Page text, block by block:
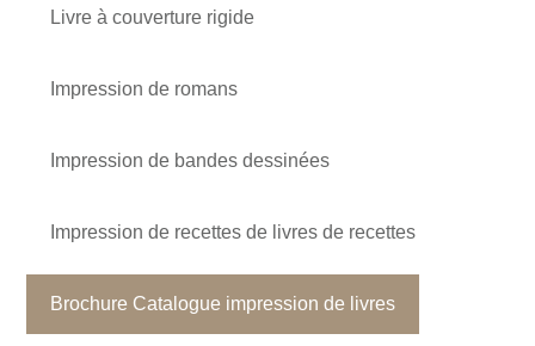
Livre à couverture rigide
Impression de romans
Impression de bandes dessinées
Impression de recettes de livres de recettes
Brochure Catalogue impression de livres